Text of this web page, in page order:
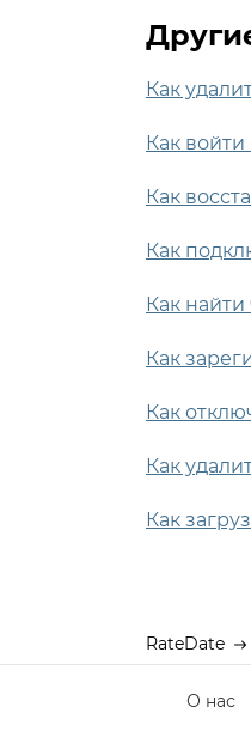
Как
Как войти
Как
Как
Как
Как
Как
Как
Как
RateDate
О нас